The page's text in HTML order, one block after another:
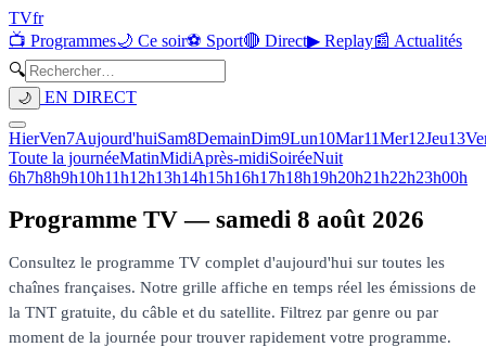
TVfr
📺 Programmes🌙 Ce soir⚽ Sport🔴 Direct▶ Replay📰 Actualités
🔍
🌙 EN DIRECT
HierVen7Aujourd'huiSam8DemainDim9Lun10Mar11Mer12Jeu13
Toute la journéeMatinMidiAprès-midiSoiréeNuit
6h7h8h9h10h11h12h13h14h15h16h17h18h19h20h21h22h23h00h
Programme TV —samedi 8 août 2026
Consultez le programme TV complet d'aujourd'hui sur toutes les
chaînes françaises. Notre grille affiche en temps réel les émissions de
la TNT gratuite, du câble et du satellite. Filtrez par genre ou par
moment de la journée pour trouver rapidement votre programme.